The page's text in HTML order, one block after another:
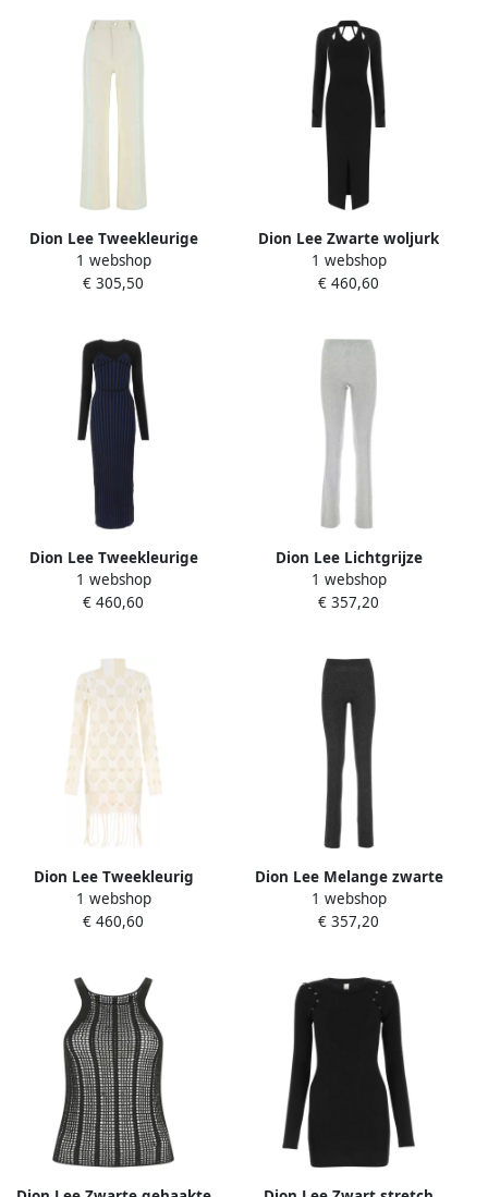
Dion Lee Tweekleurige
spijkerbroek Beige Dames
1 webshop
€ 305,50
Dion Lee Zwarte woljurk
Zwart Dames
1 webshop
€ 460,60
Dion Lee Tweekleurige
wollen blend lange jurk
Blauw Dames
1 webshop
€ 460,60
Dion Lee Lichtgrijze
polyester blend broek Grijs
Dames
1 webshop
€ 357,20
Dion Lee Tweekleurig
viscose blend jurk Beige
Dames
1 webshop
€ 460,60
Dion Lee Melange zwarte
polyester blend broek
Zwart Dames
1 webshop
€ 357,20